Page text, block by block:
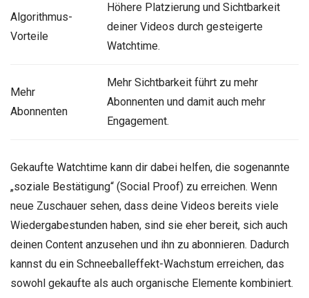
Algorithmus-
Vorteile
Höhere Platzierung und Sichtbarkeit
deiner Videos durch gesteigerte
Watchtime.
Mehr
Abonnenten
Mehr Sichtbarkeit führt zu mehr
Abonnenten und damit auch mehr
Engagement.
Gekaufte Watchtime kann dir dabei helfen, die sogenannte
„soziale Bestätigung“ (Social Proof) zu erreichen. Wenn
neue Zuschauer sehen, dass deine Videos bereits viele
Wiedergabestunden haben, sind sie eher bereit, sich auch
deinen Content anzusehen und ihn zu abonnieren. Dadurch
kannst du ein Schneeballeffekt-Wachstum erreichen, das
sowohl gekaufte als auch organische Elemente kombiniert.